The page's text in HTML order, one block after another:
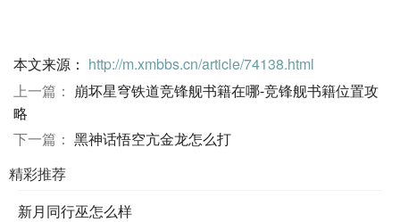
本文来源： http://m.xmbbs.cn/article/74138.html
上一篇： 崩坏星穹铁道竞锋舰书籍在哪-竞锋舰书籍位置攻
略
下一篇： 黑神话悟空亢金龙怎么打
精彩推荐
新月同行巫怎么样